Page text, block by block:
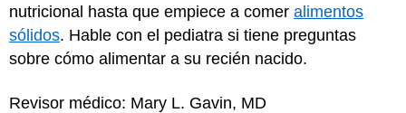
nutricional hasta que empiece a comer alimentos
sólidos. Hable con el pediatra si tiene preguntas
sobre cómo alimentar a su recién nacido.
Revisor médico: Mary L. Gavin, MD